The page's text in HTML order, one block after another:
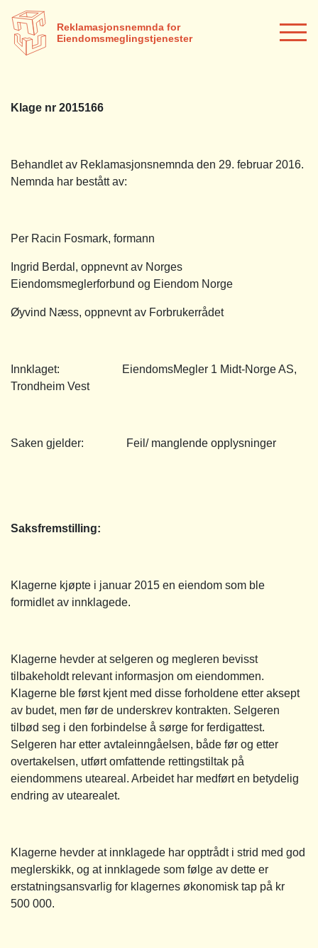
Reklamasjonsnemnda for
Eiendomsmeglingstjenester
Klage nr 2015166
Behandlet av Reklamasjonsnemnda den 29. februar 2016.
Nemnda har bestått av:
Per Racin Fosmark, formann
Ingrid Berdal, oppnevnt av Norges
Eiendomsmeglerforbund og Eiendom Norge
Øyvind Næss, oppnevnt av Forbrukerrådet
Innklaget: EiendomsMegler 1 Midt-Norge AS,
Trondheim Vest
Saken gjelder: Feil/ manglende opplysninger
Saksfremstilling:
Klagerne kjøpte i januar 2015 en eiendom som ble
formidlet av innklagede.
Klagerne hevder at selgeren og megleren bevisst
tilbakeholdt relevant informasjon om eiendommen.
Klagerne ble først kjent med disse forholdene etter aksept
av budet, men før de underskrev kontrakten. Selgeren
tilbød seg i den forbindelse å sørge for ferdigattest.
Selgeren har etter avtaleinngåelsen, både før og etter
overtakelsen, utført omfattende rettingstiltak på
eiendommens uteareal. Arbeidet har medført en betydelig
endring av utearealet.
Klagerne hevder at innklagede har opptrådt i strid med god
meglerskikk, og at innklagede som følge av dette er
erstatningsansvarlig for klagernes økonomisk tap på kr
500 000.